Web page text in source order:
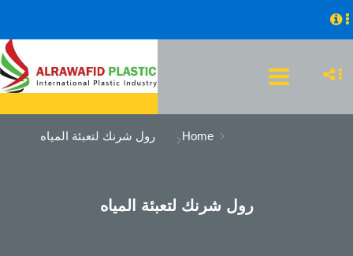
Home رول شرنك لتعبئة المياه
رول شرنك لتعبئة المياه